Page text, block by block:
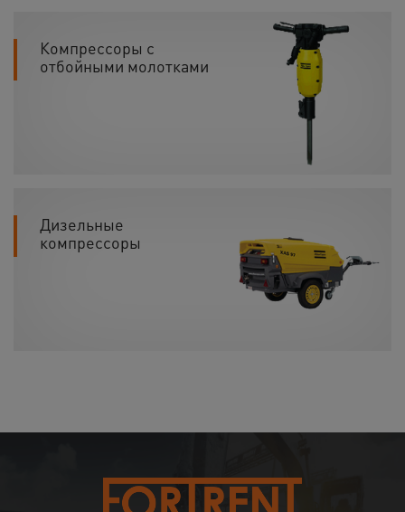
Компрессоры с
отбойными молотками
Дизельные
компрессоры